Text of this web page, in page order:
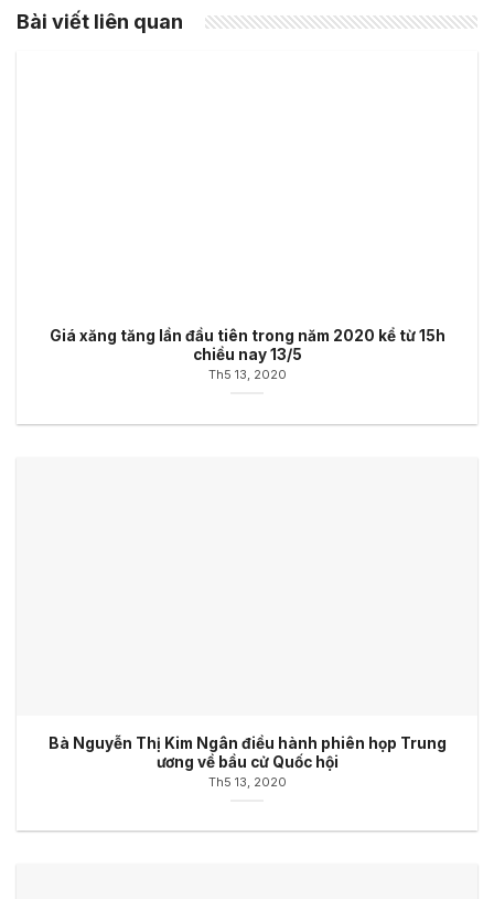
Bài viết liên quan
Giá xăng tăng lần đầu tiên trong năm 2020 kể từ 15h
chiều nay 13/5
Th5 13, 2020
Bà Nguyễn Thị Kim Ngân điều hành phiên họp Trung
ương về bầu cử Quốc hội
Th5 13, 2020